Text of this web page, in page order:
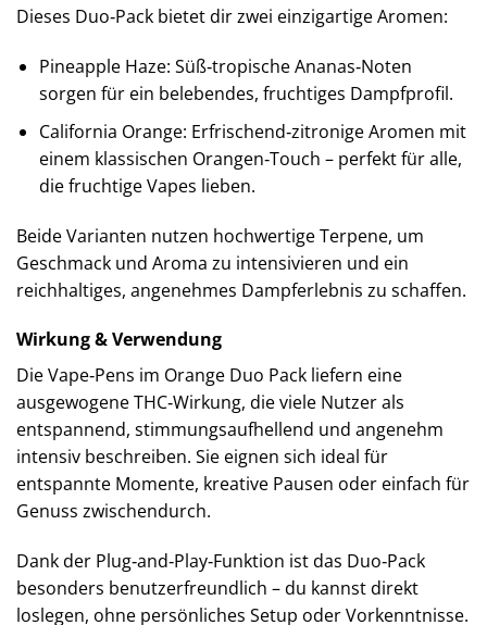
Dieses Duo‑Pack bietet dir zwei einzigartige Aromen:
Pineapple Haze: Süß‑tropische Ananas‑Noten
sorgen für ein belebendes, fruchtiges Dampfprofil.
California Orange: Erfrischend‑zitronige Aromen mit
einem klassischen Orangen‑Touch – perfekt für alle,
die fruchtige Vapes lieben.
Beide Varianten nutzen hochwertige Terpene, um
Geschmack und Aroma zu intensivieren und ein
reichhaltiges, angenehmes Dampferlebnis zu schaffen.
Wirkung & Verwendung
Die Vape‑Pens im Orange Duo Pack liefern eine
ausgewogene THC‑Wirkung, die viele Nutzer als
entspannend, stimmungsaufhellend und angenehm
intensiv beschreiben. Sie eignen sich ideal für
entspannte Momente, kreative Pausen oder einfach für
Genuss zwischendurch.
Dank der Plug‑and‑Play‑Funktion ist das Duo‑Pack
besonders benutzerfreundlich – du kannst direkt
loslegen, ohne persönliches Setup oder Vorkenntnisse.